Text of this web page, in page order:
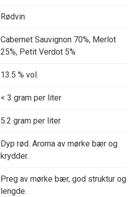
Rødvin
Cabernet Sauvignon 70%, Merlot
25%, Petit Verdot 5%
13.5 % vol.
< 3 gram per liter
5.2 gram per liter
Dyp rød. Aroma av mørke bær og
krydder.
Preg av mørke bær, god struktur og
lengde.